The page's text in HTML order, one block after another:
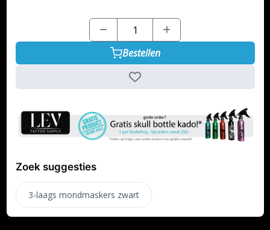
Bestellen
Zoek suggesties
3-laags mondmaskers zwart